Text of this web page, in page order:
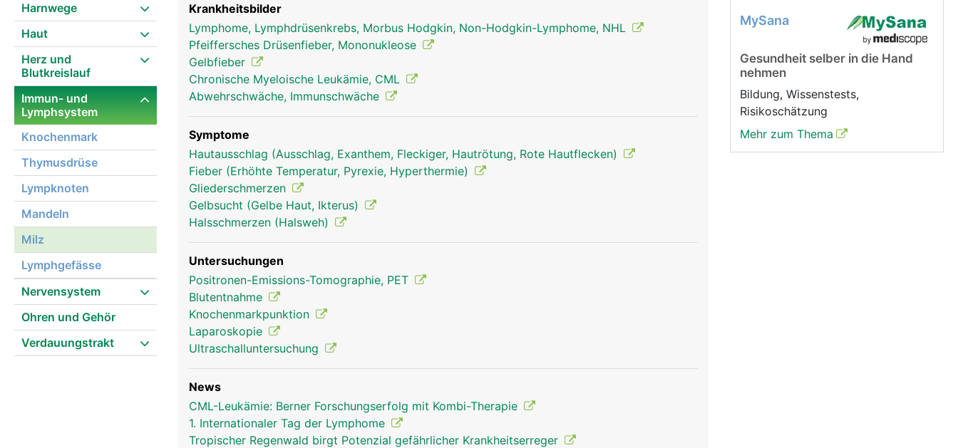
Harnwege
Haut
Herz und
Blutkreislauf
Immun- und
Lymphsystem
Knochenmark
Thymusdrüse
Lympknoten
Mandeln
Milz
Lymphgefässe
Nervensystem
Ohren und Gehör
Verdauungstrakt
milz frau
Krankheitsbilder
Lymphome, Lymphdrüsenkrebs, Morbus Hodgkin, Non-Hodgkin-Lymphome, NHL
Pfeiffersches Drüsenfieber, Mononukleose
Gelbfieber
Chronische Myeloische Leukämie, CML
Abwehrschwäche, Immunschwäche
Symptome
Hautausschlag (Ausschlag, Exanthem, Fleckiger, Hautrötung, Rote Hautflecken)
Fieber (Erhöhte Temperatur, Pyrexie, Hyperthermie)
Gliederschmerzen
Gelbsucht (Gelbe Haut, Ikterus)
Halsschmerzen (Halsweh)
Untersuchungen
Positronen-Emissions-Tomographie, PET
Blutentnahme
Knochenmarkpunktion
Laparoskopie
Ultraschalluntersuchung
News
CML-Leukämie: Berner Forschungserfolg mit Kombi-Therapie
1. Internationaler Tag der Lymphome
Tropischer Regenwald birgt Potenzial gefährlicher Krankheitserreger
MySana
Gesundheit selber in die Hand
nehmen
Bildung, Wissenstests,
Risikoschätzung
Mehr zum Thema